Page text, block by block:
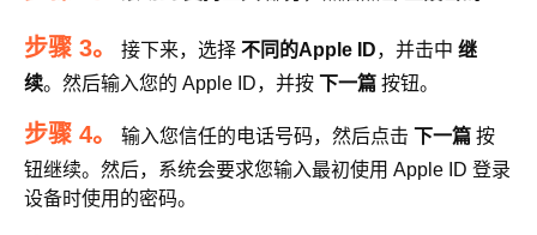
步骤 3。 接下来，选择 不同的Apple ID，并击中 继
续。然后输入您的 Apple ID，并按 下一篇 按钮。
步骤 4。 输入您信任的电话号码，然后点击 下一篇 按
钮继续。然后，系统会要求您输入最初使用 Apple ID 登录
设备时使用的密码。